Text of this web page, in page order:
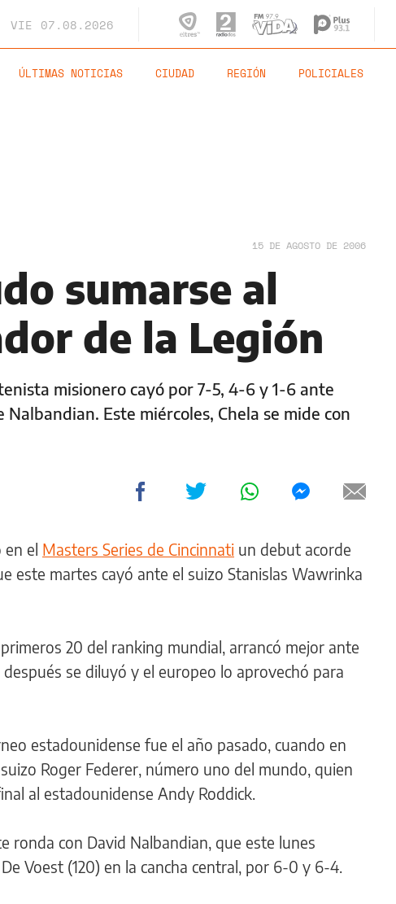
VIE 07.08.2026
ÚLTIMAS NOTICIAS CIUDAD REGIÓN POLICIALES
15 DE AGOSTO DE 2006
sumarse al
de la Legión
misionero cayó por 7-5, 4-6 y 1-6 ante
Este miércoles, Chela se mide con
en el Masters Series de Cincinnati un debut acorde
este martes cayó ante el suizo Stanislas Wawrinka
20 del ranking mundial, arrancó mejor ante
se diluyó y el europeo lo aprovechó para
estadounidense fue el año pasado, cuando en
Roger Federer, número uno del mundo, quien
al estadounidense Andy Roddick.
ronda con David Nalbandian, que este lunes
Voest (120) en la cancha central, por 6-0 y 6-4.